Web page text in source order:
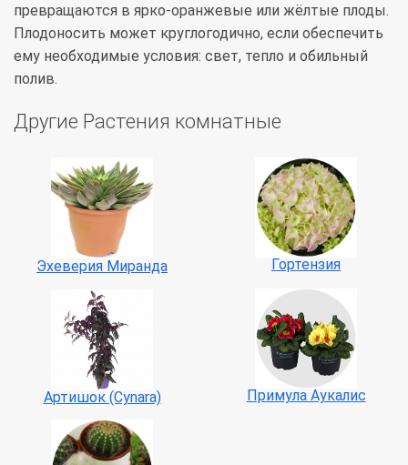
превращаются в ярко-оранжевые или жёлтые плоды.
Плодоносить может круглогодично, если обеспечить
ему необходимые условия: свет, тепло и обильный
полив.
Другие Растения комнатные
Эхеверия Миранда Гортензия
Артишок (Сynara) Примула Аукалис